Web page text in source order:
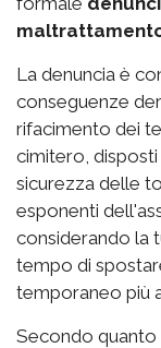
La denuncia è
conseguenze
rifacimento dei
cimitero, disposti
sicurezza delle
esponenti
considerando la
tempo di
temporaneo più
Secondo quanto